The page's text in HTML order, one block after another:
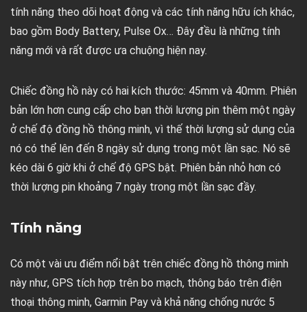
tính năng theo dõi hoạt động và các tính năng hữu ích khác,
bao gồm Body Battery, Pulse Ox… Đây đều là những tính
năng mới và rất được ưa chuộng hiện nay.
Chiếc đồng hồ này có hai kích thước: 45mm và 40mm. Phiên
bản lớn hơn cung cấp cho bạn thời lượng pin thêm một ngày
ở chế độ đồng hồ thông minh, vì thế thời lượng sử dụng của
nó có thể lên đến 8 ngày sử dụng trong một lần sạc. Nó sẽ
kéo dài 6 giờ khi ở chế độ GPS bật. Phiên bản nhỏ hơn có
thời lượng pin khoảng 7 ngày trong một lần sạc đầy.
Tính năng
Có một vài ưu điểm nổi bật trên chiếc đồng hồ thông minh
này như, GPS tích hợp trên bo mạch, thông báo trên điện
thoại thông minh, Garmin Pay và khả năng chống nước 5